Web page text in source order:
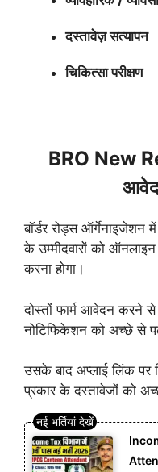
दस्तावेज़ सत्यापन
चिकित्सा परीक्षण
BRO New
बॉर्डर रोड्स ऑर्गेनाइजेशन
के उम्मीदवारों को
करना होगा।
दोस्तों फार्म आवेदन करने
नोटिफिकेशन को अच्छे से
उसके बाद अप्लाई लिंक पर
प्रकार के दस्तावेजों को